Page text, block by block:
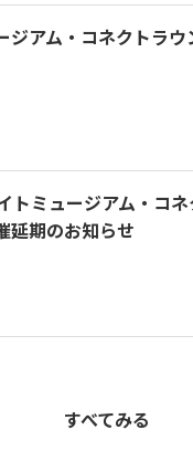
ジアム・コネクトラウ
トミュージアム・コネ
延期のお知らせ
すべてみる